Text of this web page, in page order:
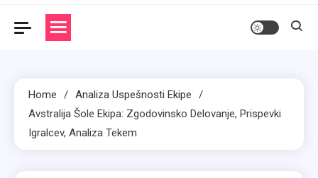
Home
Analiza Uspešnosti Ekipe
Avstralija Šole Ekipa: Zgodovinsko Delovanje, Prispevki
Igralcev, Analiza Tekem